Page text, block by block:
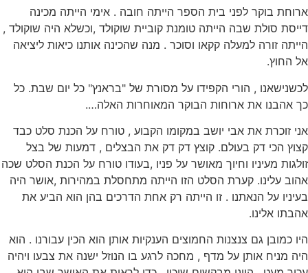
ארוחת בוקר לפני בית הספר הייתה חובה . אימי הייתה מכינה
דייסת סולת שבה הייתה טומנת קוביית שוקולד ,וכשלא היה שוקולד ,
הייתה זורה למעלה קקאו וסוכר . מנה שהכינה אותנו כיאות ליציאה
אל החוץ.
לכשנישאנו , הורי הקפידו על מסורת של "בראנץ" כל יום שבת. כל
כך אהבנו את ארוחות הבוקר המאוחרות האלה….
אני זוכרת את אבי יושב במקומו הקבוע , טורח על הכנת סלט כבד
קצוץ הכי דק בעולם. קוצץ דק דק את הבצלים , דמעות של בצל
זולגות מעיניו וחיוך מאושר על פניו ,בעודו טורח על הכנת הסלט שכה
אהוב עלינו. קערת הסלט הזו הייתה מתחסלת במהירות ,אושר היה
בעיניו על הנאתנו . זו הייתה רק אחת הדרכים בהן הוא הביע את
אהבתו אלינו.
היו כמובן גם צנצנות החמוצים הענקיות אותן הוא הכין עבורנו . הוא
היה מניח אותן על מדף , מחכה לרגע בו הנוזל ישנה את צבעו ויהיה